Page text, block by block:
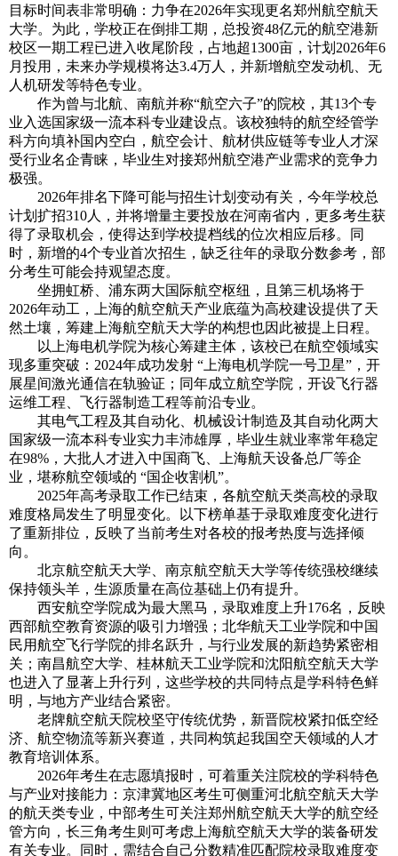
目标时间表非常明确：力争在2026年实现更名郑州航空航天
大学。为此，学校正在倒排工期，总投资48亿元的航空港新
校区一期工程已进入收尾阶段，占地超1300亩，计划2026年6
月投用，未来办学规模将达3.4万人，并新增航空发动机、无
人机研发等特色专业。
作为曾与北航、南航并称“航空六子”的院校，其13个专
业入选国家级一流本科专业建设点。该校独特的航空经管学
科方向填补国内空白，航空会计、航材供应链等专业人才深
受行业名企青睐，毕业生对接郑州航空港产业需求的竞争力
极强。
2026年排名下降可能与招生计划变动有关，今年学校总
计划扩招310人，并将增量主要投放在河南省内，更多考生获
得了录取机会，使得达到学校提档线的位次相应后移。同
时，新增的4个专业首次招生，缺乏往年的录取分数参考，部
分考生可能会持观望态度。
坐拥虹桥、浦东两大国际航空枢纽，且第三机场将于
2026年动工，上海的航空航天产业底蕴为高校建设提供了天
然土壤，筹建上海航空航天大学的构想也因此被提上日程。
以上海电机学院为核心筹建主体，该校已在航空领域实
现多重突破：2024年成功发射 “上海电机学院一号卫星”，开
展星间激光通信在轨验证；同年成立航空学院，开设飞行器
运维工程、飞行器制造工程等前沿专业。
其电气工程及其自动化、机械设计制造及其自动化两大
国家级一流本科专业实力丰沛雄厚，毕业生就业率常年稳定
在98%，大批人才进入中国商飞、上海航天设备总厂等企
业，堪称航空领域的 “国企收割机”。
2025年高考录取工作已结束，各航空航天类高校的录取
难度格局发生了明显变化。以下榜单基于录取难度变化进行
了重新排位，反映了当前考生对各校的报考热度与选择倾
向。
北京航空航天大学、南京航空航天大学等传统强校继续
保持领头羊，生源质量在高位基础上仍有提升。
西安航空学院成为最大黑马，录取难度上升176名，反映
西部航空教育资源的吸引力增强；北华航天工业学院和中国
民用航空飞行学院的排名跃升，与行业发展的新趋势紧密相
关；南昌航空大学、桂林航天工业学院和沈阳航空航天大学
也进入了显著上升行列，这些学校的共同特点是学科特色鲜
明，与地方产业结合紧密。
老牌航空航天院校坚守传统优势，新晋院校紧扣低空经
济、航空物流等新兴赛道，共同构筑起我国空天领域的人才
教育培训体系。
2026年考生在志愿填报时，可着重关注院校的学科特色
与产业对接能力：京津冀地区考生可侧重河北航空航天大学
的航天类专业，中部考生可关注郑州航空航天大学的航空经
管方向，长三角考生则可考虑上海航空航天大学的装备研发
有关专业。同时，需结合自己分数精准匹配院校录取难度变